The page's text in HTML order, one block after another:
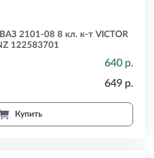
2101-08 8 кл. к-т VICTOR
122583701
640 р.
649 р.
Купить